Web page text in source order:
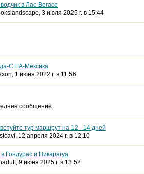
в Лас-Вегасе
, 3 июля 2025 г. в 15:44
США-Мексика
, 1 июня 2022 г. в 11:56
сообщение
тур маршрут на 12 - 14 дней
, 12 апреля 2024 г. в 12:10
Гондурас и Никарагуа
, 9 июня 2025 г. в 13:52